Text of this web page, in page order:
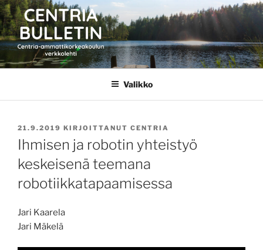
Siirry
sisältöön
CENTRIA BULLETIN
Valikko
JULKAISTU
21.9.2019 KIRJOITTANUT CENTRIA
Ihmisen ja robotin yhteistyö
keskeisenä teemana
robotiikkatapaamisessa
Jari Kaarela
Jari Mäkelä